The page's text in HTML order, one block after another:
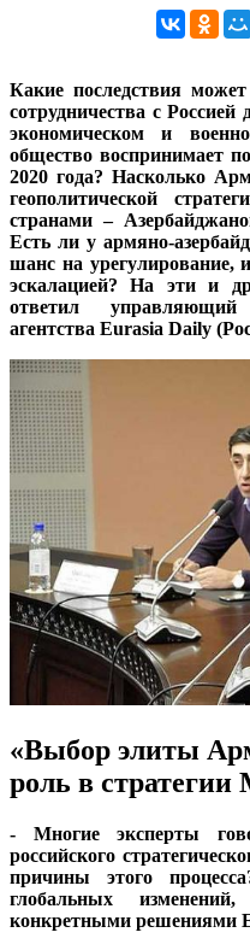
Какие последствия
сотрудничества с
экономическом и
общество воспринимает
2020 года? Насколько
геополитической
странами –
Есть ли у армяно-
шанс на урегулирование,
эскалацией? На эти и
ответил управляющий
агентства Eurasia Daily
«Выбор элиты
роль в
- Многие эксперты
российского
причины этого
глобальных
конкретными решениями